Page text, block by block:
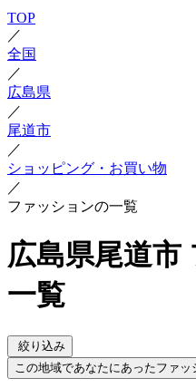
TOP
／
全国
／
広島県
／
尾道市
／
ショッピング・お買い物
／
ファッションの一覧
広島県尾道市
一覧
絞り込み
この地域であなたにあったファ